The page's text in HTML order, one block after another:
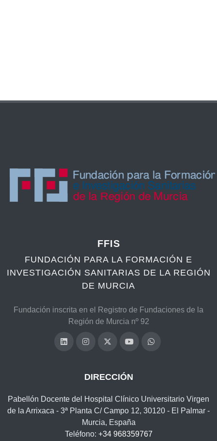
FFIS
FUNDACIÓN PARA LA FORMACIÓN E
INVESTIGACIÓN SANITARIAS DE LA REGIÓN
DE MURCIA
Fundación inscrita en el Registro de Fundaciones de la
Región de Murcia nº 92
DIRECCIÓN
Pabellón Docente del Hospital Clínico Universitario Virgen
de la Arrixaca - 3ª Planta C/ Campo 12, 30120 - El Palmar -
Murcia, España
Teléfono: +34 968359767